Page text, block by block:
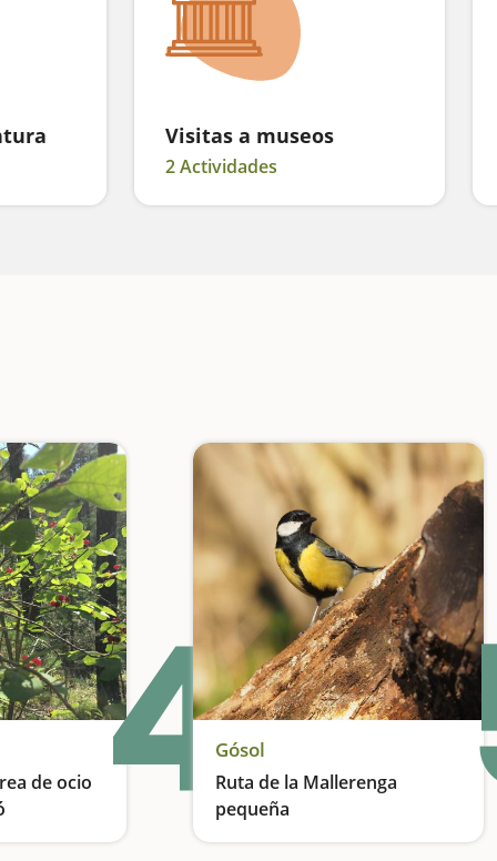
Visitas a museos
2 Actividades
de ocio
Una clase de botánica al aire libre 4Gósol
Ruta de la Mallerenga
pequeña
Cogemos contacto de forma suave con la alta montaña